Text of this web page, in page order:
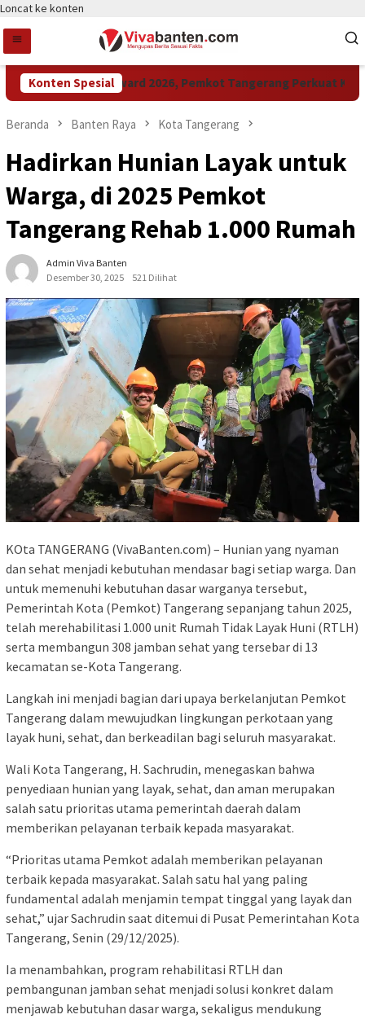
Loncat ke konten
Konten Spesial
Raih LPM Award 2026, Pemkot Tangerang Perkuat
Beranda Banten Raya Kota Tangerang
Hadirkan Hunian Layak untuk
Warga, di 2025 Pemkot
Tangerang Rehab 1.000 Rumah
Admin Viva Banten
Desember 30, 2025
521 Dilihat
KOta TANGERANG (VivaBanten.com) – Hunian yang nyaman
dan sehat menjadi kebutuhan mendasar bagi setiap warga. Dan
untuk memenuhi kebutuhan dasar warganya tersebut,
Pemerintah Kota (Pemkot) Tangerang sepanjang tahun 2025,
telah merehabilitasi 1.000 unit Rumah Tidak Layak Huni (RTLH)
serta membangun 308 jamban sehat yang tersebar di 13
kecamatan se-Kota Tangerang.
Langkah ini menjadi bagian dari upaya berkelanjutan Pemkot
Tangerang dalam mewujudkan lingkungan perkotaan yang
layak huni, sehat, dan berkeadilan bagi seluruh masyarakat.
Wali Kota Tangerang, H. Sachrudin, menegaskan bahwa
penyediaan hunian yang layak, sehat, dan aman merupakan
salah satu prioritas utama pemerintah daerah dalam
memberikan pelayanan terbaik kepada masyarakat.
“Prioritas utama Pemkot adalah memberikan pelayanan
terbaik kepada masyarakat. Salah satu hal yang paling
fundamental adalah menjamin tempat tinggal yang layak dan
sehat,” ujar Sachrudin saat ditemui di Pusat Pemerintahan Kota
Tangerang, Senin (29/12/2025).
Ia menambahkan, program rehabilitasi RTLH dan
pembangunan jamban sehat menjadi solusi konkret dalam
menjawab kebutuhan dasar warga, sekaligus mendukung